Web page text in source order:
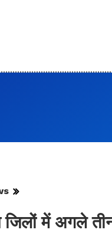
जिलों में अगले